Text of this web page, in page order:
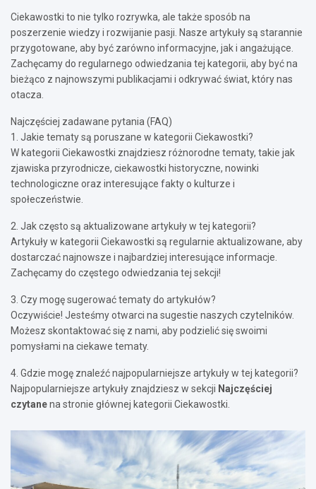
Ciekawostki to nie tylko rozrywka, ale także sposób na
poszerzenie wiedzy i rozwijanie pasji. Nasze artykuły są starannie
przygotowane, aby być zarówno informacyjne, jak i angażujące.
Zachęcamy do regularnego odwiedzania tej kategorii, aby być na
bieżąco z najnowszymi publikacjami i odkrywać świat, który nas
otacza.
Najczęściej zadawane pytania (FAQ)
1. Jakie tematy są poruszane w kategorii Ciekawostki?
W kategorii Ciekawostki znajdziesz różnorodne tematy, takie jak
zjawiska przyrodnicze, ciekawostki historyczne, nowinki
technologiczne oraz interesujące fakty o kulturze i
społeczeństwie.
2. Jak często są aktualizowane artykuły w tej kategorii?
Artykuły w kategorii Ciekawostki są regularnie aktualizowane, aby
dostarczać najnowsze i najbardziej interesujące informacje.
Zachęcamy do częstego odwiedzania tej sekcji!
3. Czy mogę sugerować tematy do artykułów?
Oczywiście! Jesteśmy otwarci na sugestie naszych czytelników.
Możesz skontaktować się z nami, aby podzielić się swoimi
pomysłami na ciekawe tematy.
4. Gdzie mogę znaleźć najpopularniejsze artykuły w tej kategorii?
Najpopularniejsze artykuły znajdziesz w sekcji Najczęściej
czytanena stronie głównej kategorii Ciekawostki.